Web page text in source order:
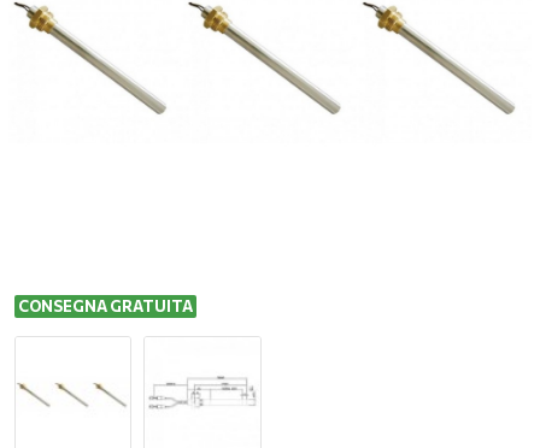
CONSEGNA GRATUITA